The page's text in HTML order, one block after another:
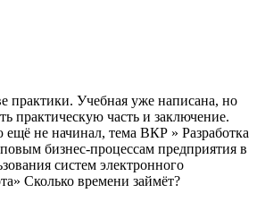
практики. Учебная уже написана, но
практическую часть и заключение.
не начинал, тема ВКР » Разработка
бизнес-процессам предприятия в
систем электронного
Сколько времени займёт?